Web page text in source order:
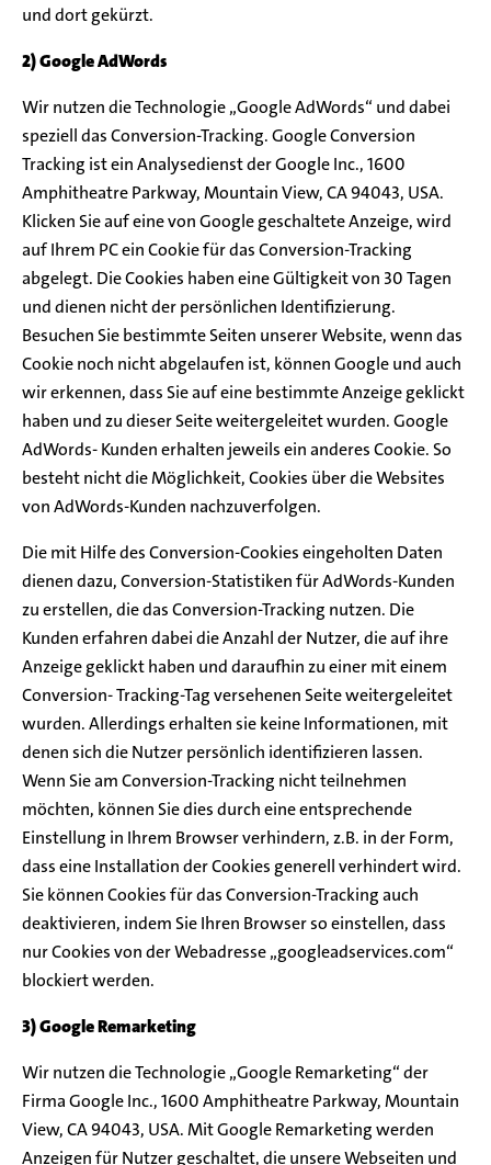
und dort gekürzt.
2) Google AdWords
Wir nutzen die Technologie „Google AdWords“ und dabei
speziell das Conversion-Tracking. Google Conversion
Tracking ist ein Analysedienst der Google Inc., 1600
Amphitheatre Parkway, Mountain View, CA 94043, USA.
Klicken Sie auf eine von Google geschaltete Anzeige, wird
auf Ihrem PC ein Cookie für das Conversion-Tracking
abgelegt. Die Cookies haben eine Gültigkeit von 30 Tagen
und dienen nicht der persönlichen Identifizierung.
Besuchen Sie bestimmte Seiten unserer Website, wenn das
Cookie noch nicht abgelaufen ist, können Google und auch
wir erkennen, dass Sie auf eine bestimmte Anzeige geklickt
haben und zu dieser Seite weitergeleitet wurden. Google
AdWords- Kunden erhalten jeweils ein anderes Cookie. So
besteht nicht die Möglichkeit, Cookies über die Websites
von AdWords-Kunden nachzuverfolgen.
Die mit Hilfe des Conversion-Cookies eingeholten Daten
dienen dazu, Conversion-Statistiken für AdWords-Kunden
zu erstellen, die das Conversion-Tracking nutzen. Die
Kunden erfahren dabei die Anzahl der Nutzer, die auf ihre
Anzeige geklickt haben und daraufhin zu einer mit einem
Conversion- Tracking-Tag versehenen Seite weitergeleitet
wurden. Allerdings erhalten sie keine Informationen, mit
denen sich die Nutzer persönlich identifizieren lassen.
Wenn Sie am Conversion-Tracking nicht teilnehmen
möchten, können Sie dies durch eine entsprechende
Einstellung in Ihrem Browser verhindern, z.B. in der Form,
dass eine Installation der Cookies generell verhindert wird.
Sie können Cookies für das Conversion-Tracking auch
deaktivieren, indem Sie Ihren Browser so einstellen, dass
nur Cookies von der Webadresse „googleadservices.com“
blockiert werden.
3) Google Remarketing
Wir nutzen die Technologie „Google Remarketing“ der
Firma Google Inc., 1600 Amphitheatre Parkway, Mountain
View, CA 94043, USA. Mit Google Remarketing werden
Anzeigen für Nutzer geschaltet, die unsere Webseiten und